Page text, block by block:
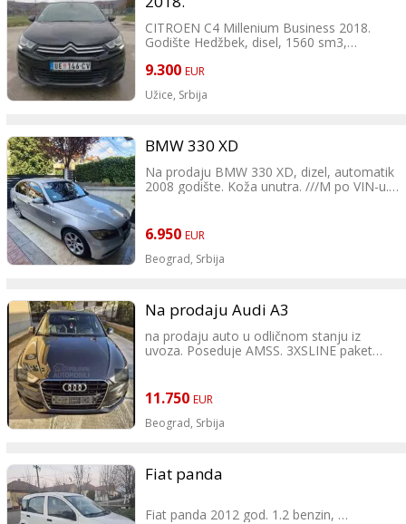
CITROEN C4 Millenium Business 2018.
Godište Hedžbek, disel, 1560 sm3,
registrovan do juna 2025.
Cena: 9300 €
9.300 EUR
Užice, Srbija
BMW 330 XD
Na prodaju BMW 330 XD, dizel, automatik
2008 godište. Koža unutra. ///M po VIN-u.
retrovizor, elektronski podesiva sedišta.
Bose fabrički zvučnici, Xenon farovi.
062 747 501
6.950 EUR
Beograd, Srbija
Na prodaju Audi A3
na prodaju auto u odličnom stanju iz
uvoza. Poseduje AMSS. 3XSLINE paket
11.750 EUR
Beograd, Srbija
Fiat panda
Fiat panda 2012 god. 1.2 benzin,